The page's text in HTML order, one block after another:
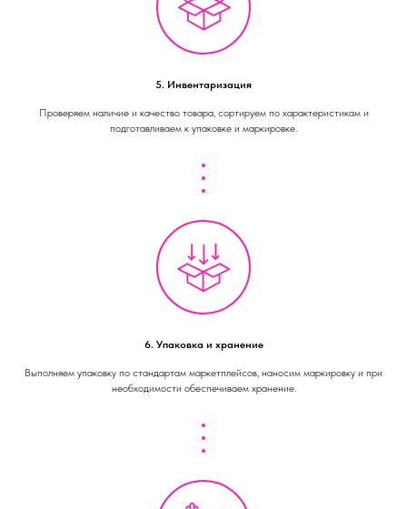
5. Инвентаризация
Проверяем наличие и качество товара, сортируем по характеристикам и
подготавливаем к упаковке и маркировке.
6. Упаковка и хранение
Выполняем упаковку по стандартам маркетплейсов, наносим маркировку и при
необходимости обеспечиваем хранение.